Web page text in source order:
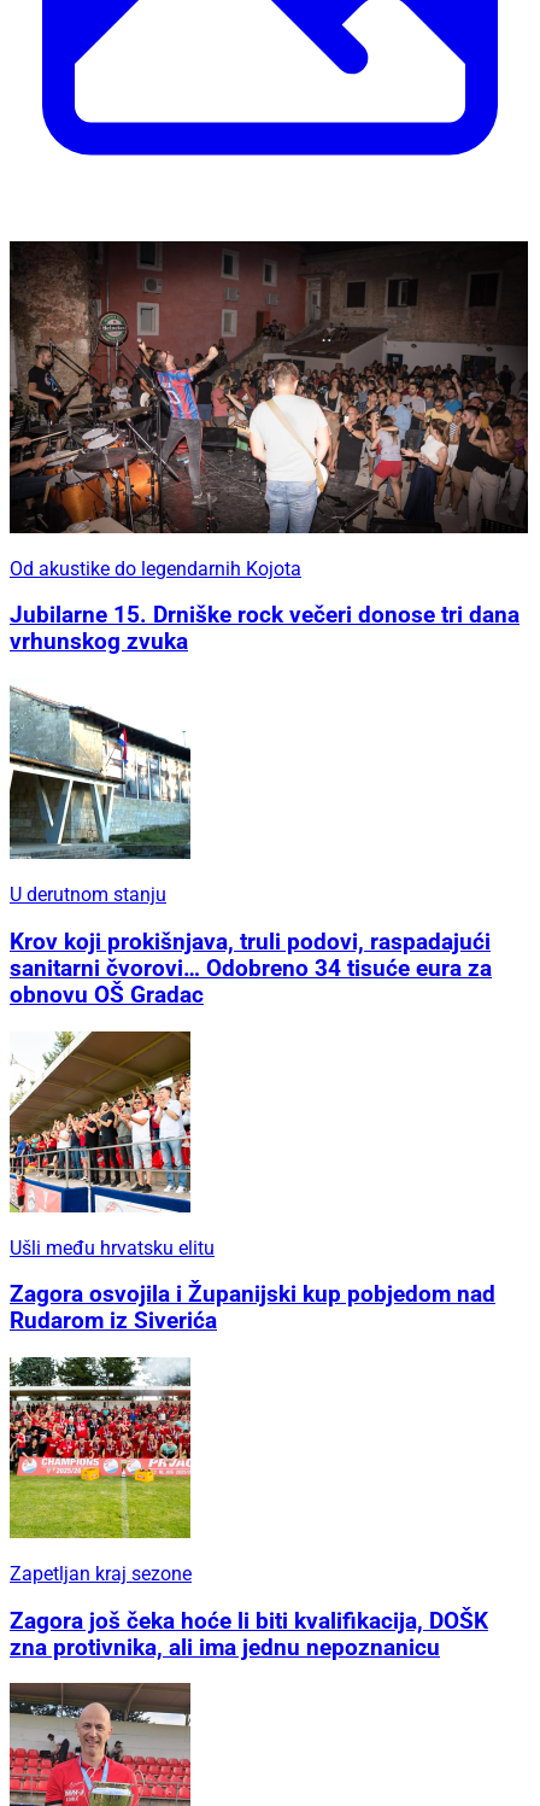
Od akustike do legendarnih Kojota
Jubilarne 15. Drniške rock večeri donose tri dana
vrhunskog zvuka
U derutnom stanju
Krov koji prokišnjava, truli podovi, raspadajući
sanitarni čvorovi… Odobreno 34 tisuće eura za
obnovu OŠ Gradac
Ušli među hrvatsku elitu
Zagora osvojila i Županijski kup pobjedom nad
Rudarom iz Siverića
Zapetljan kraj sezone
Zagora još čeka hoće li biti kvalifikacija, DOŠK
zna protivnika, ali ima jednu nepoznanicu